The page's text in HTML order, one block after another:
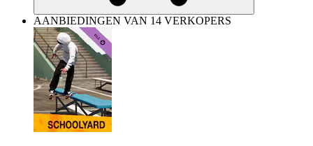
AANBIEDINGEN VAN 14 VERKOPERS